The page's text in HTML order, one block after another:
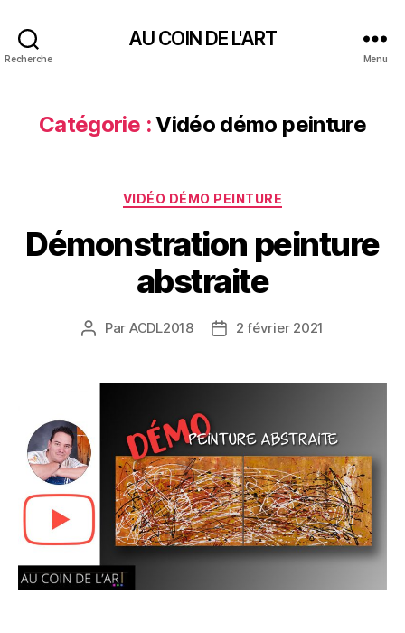
Recherche
AU COIN DE L'ART
Menu
Catégorie :Vidéo démo peinture
Catégories
VIDÉO DÉMO PEINTURE
Démonstration peinture
abstraite
Auteur
Par ACDL2018
Date2 février 2021